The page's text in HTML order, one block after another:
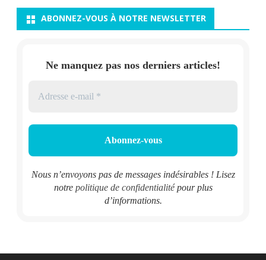
ABONNEZ-VOUS À NOTRE NEWSLETTER
Ne manquez pas nos derniers articles!
Nous n’envoyons pas de messages indésirables ! Lisez
notre politique de confidentialitépour plus
d’informations.